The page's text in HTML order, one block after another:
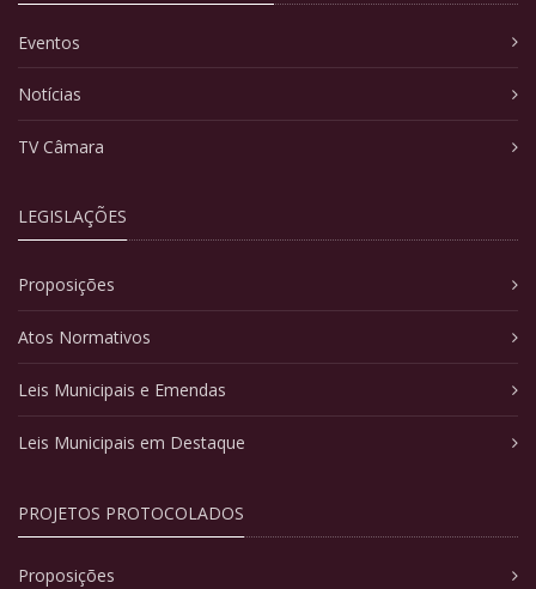
Eventos
Notícias
TV Câmara
LEGISLAÇÕES
Proposições
Atos Normativos
Leis Municipais e Emendas
Leis Municipais em Destaque
PROJETOS PROTOCOLADOS
Proposições